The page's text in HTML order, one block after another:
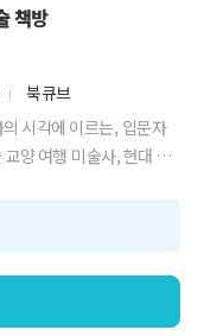
책방
북큐브
시각에 이르는, 입문자
양 여행 미술사, 현대 미